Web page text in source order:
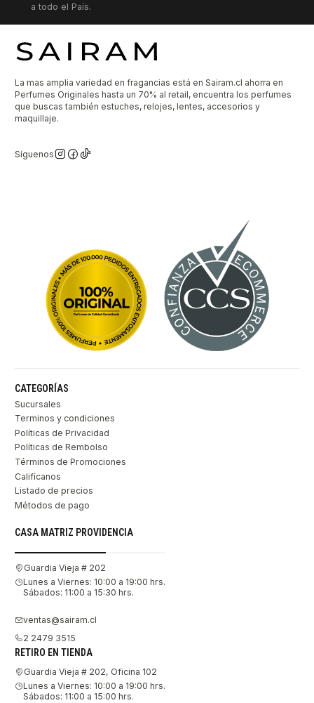
a todo el País.
La mas amplia variedad en fragancias está en Sairam.cl ahorra en
Perfumes Originales hasta un 70% al retail, encuentra los perfumes
que buscas también estuches, relojes, lentes, accesorios y
maquillaje.
Síguenos
CATEGORÍAS
Sucursales
Terminos y condiciones
Políticas de Privacidad
Políticas de Rembolso
Términos de Promociones
Califícanos
Listado de precios
Métodos de pago
CASA MATRIZ PROVIDENCIA
Guardia Vieja # 202
Lunes a Viernes: 10:00 a 19:00 hrs.
Sábados: 11:00 a 15:30 hrs.
ventas@sairam.cl
2 2479 3515
RETIRO EN TIENDA
Guardia Vieja # 202, Oficina 102
Lunes a Viernes: 10:00 a 19:00 hrs.
Sábados: 11:00 a 15:00 hrs.